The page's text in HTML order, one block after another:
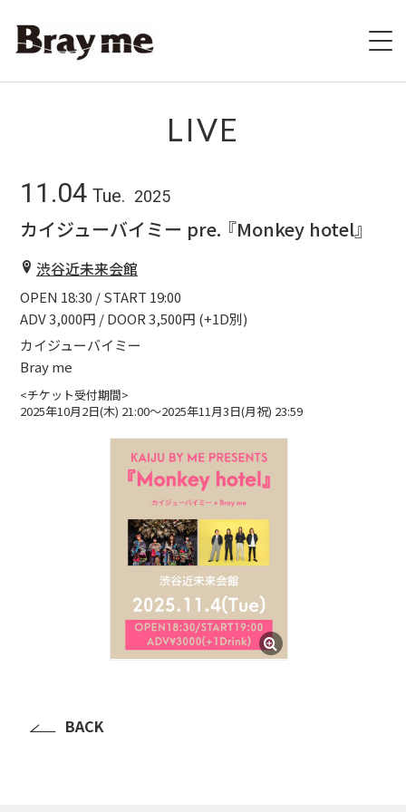
BIOGRAPHY
DISCOGRAPHY
たにき
アンリ
SAKKO
CONTACT
LIVE
11.04 Tue. 2025
カイジューバイミー pre. 『Monkey hotel』
渋谷近未来会館
OPEN 18:30 / START 19:00
ADV 3,000円 / DOOR 3,500円 (+1D別)
カイジューバイミー
Bray me
<チケット受付期間>
2025年10月2日(木) 21:00〜2025年11月3日(月祝) 23:59
BACK